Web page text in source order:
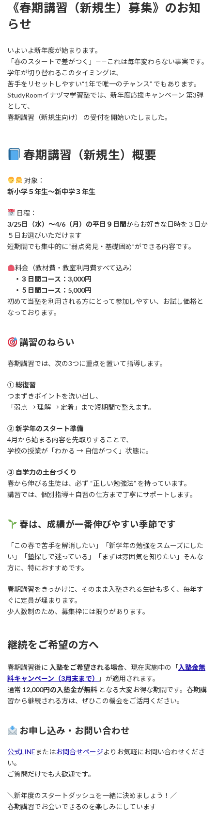
《春期講習（新規生）募集》のお知
らせ
いよいよ新年度が始まります。
「春のスタートで差がつく」——これは毎年変わらない事実です。
学年が切り替わるこのタイミングは、
苦手をリセットしやすい“1年で唯一のチャンス” でもあります。
StudyRoomイナヅマ学習塾では、新年度応援キャンペーン 第3弾
として、
春期講習（新規生向け） の受付を開始いたしました。
春期講習（新規生）概要
対象：
新小学５年生〜新中学３年生
日程：
3/25日（水）～4/6（月）の平日９日間からお好きな日時を３日か
５日お選びいただけます
短期間でも集中的に“弱点発見・基礎固め”ができる内容です。
料金（教材費・教室利用費すべて込み）
・３日間コース：3,000円
・５日間コース：5,000円
初めて当塾を利用される方にとって参加しやすい、お試し価格と
なっております。
講習のねらい
春期講習では、次の3つに重点を置いて指導します。
① 総復習
つまずきポイントを洗い出し、
「弱点 → 理解 → 定着」まで短期間で整えます。
② 新学年のスタート準備
4月から始まる内容を先取りすることで、
学校の授業が「わかる → 自信がつく」状態に。
③ 自学力の土台づくり
春から伸びる生徒は、必ず “正しい勉強法” を持っています。
講習では、個別指導＋自習の仕方まで丁寧にサポートします。
春は、成績が一番伸びやすい季節です
「この春で苦手を解消したい」「新学年の勉強をスムーズにした
い」「塾探しで迷っている」「まずは雰囲気を知りたい」そんな
方に、特におすすめです。
春期講習をきっかけに、そのまま入塾される生徒も多く、毎年す
ぐに定員が埋まります。
少人数制のため、募集枠には限りがあります。
継続をご希望の方へ
春期講習後に 入塾をご希望される場合、現在実施中の 「入塾金無
料キャンペーン（3月末まで）
」 が適用されます。
通常 12,000円の入塾金が無料 となる大変お得な期間です。春期講
習から継続される方は、ぜひこの機会をご活用ください。
お申し込み・お問い合わせ
公式LINEまたはお問合せページよりお気軽にお問い合わせくださ
い。
ご質問だけでも大歓迎です。
＼新年度のスタートダッシュを一緒に決めましょう！／
春期講習でお会いできるのを楽しみにしています